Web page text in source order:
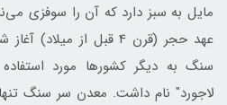
مایل به سبز دارد كه آن را سوفزی
عهد حجر (قرن 4 قبل از
سنگ به دیگر کشور‌ها مورد
لاجورد" نام داشت. معدن سر سنگ